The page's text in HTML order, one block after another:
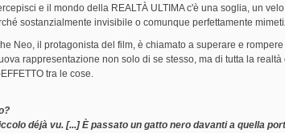
e il mondo della REALTÀ ULTIMA c'è una soglia, un
sostanzialmente invisibile o comunque perfettamente
Neo, il protagonista del film, è chiamato a superare e
rappresentazione non solo di se stesso, ma di tutta la
tra le cose.
déjà vu. [...] È passato un gatto nero davanti a quella